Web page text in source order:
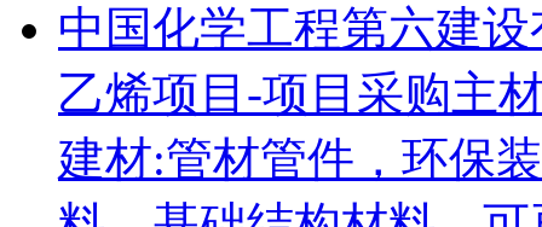
中国化学工程第六建
乙烯项目-项目采购主
建材:管材管件，环保